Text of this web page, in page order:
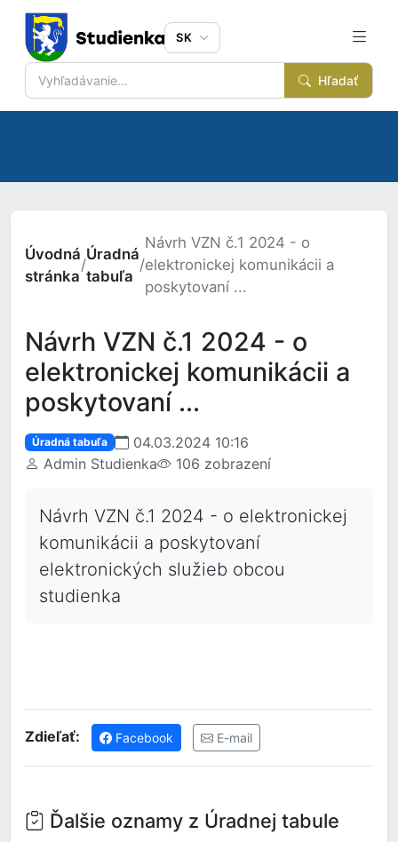
Hľadať
SK
Úvodná
stránka
/
Úradná
tabuľa
/
Návrh VZN č.1 2024 - o
elektronickej komunikácii a
poskytovaní ...
Návrh VZN č.1 2024 - o
elektronickej komunikácii a
poskytovaní ...
Úradná tabuľa
04.03.2024 10:16
Admin Studienka
106 zobrazení
Návrh VZN č.1 2024 - o elektronickej
komunikácii a poskytovaní
elektronických služieb obcou
studienka
Zdieľať: Facebook E-mail
Ďalšie oznamy z Úradnej tabule